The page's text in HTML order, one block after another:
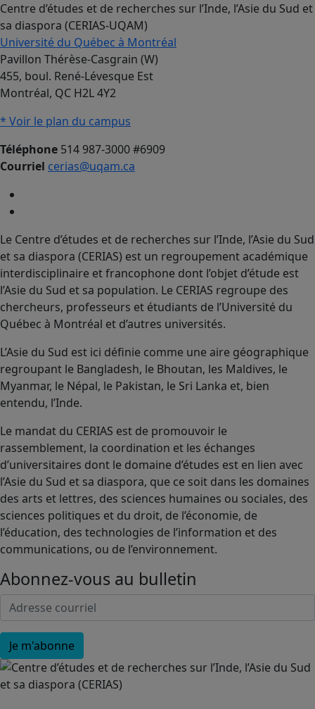
Centre d’études et de recherches sur l’Inde, l’Asie du Sud et
sa diaspora (CERIAS-UQAM)
Université du Québec à Montréal
Pavillon Thérèse-Casgrain (W)
455, boul. René-Lévesque Est
Montréal, QC H2L 4Y2
* Voir le plan du campus
Téléphone 514 987-3000 #6909
Courriel cerias@uqam.ca
Le Centre d’études et de recherches sur l’Inde, l’Asie du Sud
et sa diaspora (CERIAS) est un regroupement académique
interdisciplinaire et francophone dont l’objet d’étude est
l’Asie du Sud et sa population. Le CERIAS regroupe des
chercheurs, professeurs et étudiants de l’Université du
Québec à Montréal et d’autres universités.
L’Asie du Sud est ici définie comme une aire géographique
regroupant le Bangladesh, le Bhoutan, les Maldives, le
Myanmar, le Népal, le Pakistan, le Sri Lanka et, bien
entendu, l’Inde.
Le mandat du CERIAS est de promouvoir le
rassemblement, la coordination et les échanges
d’universitaires dont le domaine d’études est en lien avec
l’Asie du Sud et sa diaspora, que ce soit dans les domaines
des arts et lettres, des sciences humaines ou sociales, des
sciences politiques et du droit, de l’économie, de
l’éducation, des technologies de l’information et des
communications, ou de l’environnement.
Abonnez-vous au bulletin